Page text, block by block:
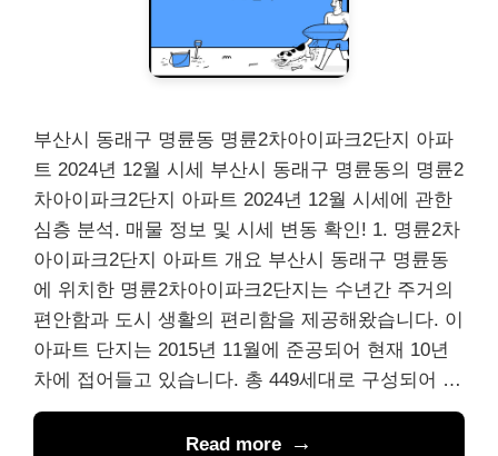
부산시 동래구 명륜동 명륜2차아이파크2단지 아파
트 2024년 12월 시세 부산시 동래구 명륜동의 명륜2
차아이파크2단지 아파트 2024년 12월 시세에 관한
심층 분석. 매물 정보 및 시세 변동 확인! 1. 명륜2차
아이파크2단지 아파트 개요 부산시 동래구 명륜동
에 위치한 명륜2차아이파크2단지는 수년간 주거의
편안함과 도시 생활의 편리함을 제공해왔습니다. 이
아파트 단지는 2015년 11월에 준공되어 현재 10년
차에 접어들고 있습니다. 총 449세대로 구성되어 …
Read more